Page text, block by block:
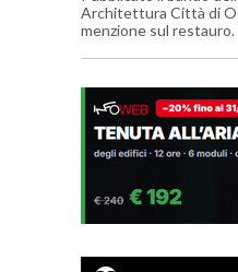
Architettura Città di
menzione sul restauro.